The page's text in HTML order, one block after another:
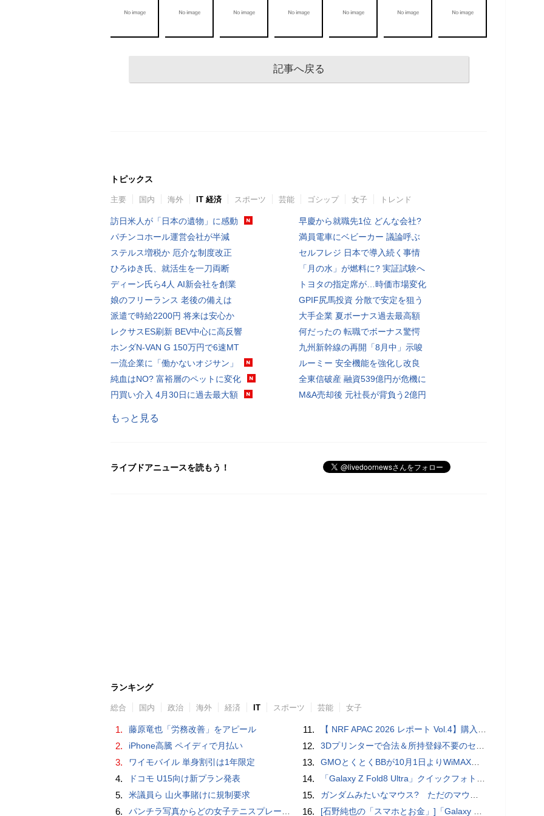
記事へ戻る
トピックス
主要 国内 海外 IT 経済 スポーツ 芸能 ゴシップ 女子 トレンド
訪日米人が「日本の遺物」に感動
パチンコホール運営会社が半減
ステルス増税か 厄介な制度改正
ひろゆき氏、就活生を一刀両断
ディーン氏ら4人 AI新会社を創業
娘のフリーランス 老後の備えは
派遣で時給2200円 将来は安心か
レクサスES刷新 BEV中心に高反響
ホンダN-VAN G 150万円で6速MT
一流企業に「働かないオジサン」
純血はNO? 富裕層のペットに変化
円買い介入 4月30日に過去最大額
早慶から就職先1位 どんな会社?
満員電車にベビーカー 議論呼ぶ
セルフレジ 日本で導入続く事情
「月の水」が燃料に? 実証試験へ
トヨタの指定席が…時価市場変化
GPIF尻馬投資 分散で安定を狙う
大手企業 夏ボーナス過去最高額
何だったの 転職でボーナス驚愕
九州新幹線の再開「8月中」示唆
ルーミー 安全機能を強化し改良
全東信破産 融資539億円が危機に
M&A売却後 元社長が背負う2億円
もっと見る
ライブドアニュースを読もう！
ランキング
総合 国内 政治 海外 経済 IT スポーツ 芸能 女子
1. 藤原竜也「労務改善」をアピール
2. iPhone高騰 ペイディで月払い
3. ワイモバイル 単身割引は1年限定
4. ドコモ U15向け新プラン発表
5. 米議員ら 山火事賭けに規制要求
6. パンチラ写真からどの女子テニスプレーヤーのものなのか当てるクイズ「Tennis Upskirts」
11. 【 NRF APAC 2026 レポート Vol.4】購入の瞬間に眠る価値 Transaction Momentとリテールの次の成長戦略
12. 3Dプリンターで合法＆所持登録不要のセミオートマチック銃を自作、発砲試験にも成功した猛者が登場
13. GMOとくとくBBが10月1日よりWiMAXなど月額605円値上げ！全6種の重要変更を徹底解説
14. 「Galaxy Z Fold8 Ultra」クイックフォトレビュー
15. ガンダムみたいなマウス? ただのマウスとは違うのだよ1944通りの形状に変更できる驚異のマウス
16. [石野純也の「スマホとお金」]「Galaxy Z Fold7／Flip7」発表、注目したいソフトバンクの価格攻勢